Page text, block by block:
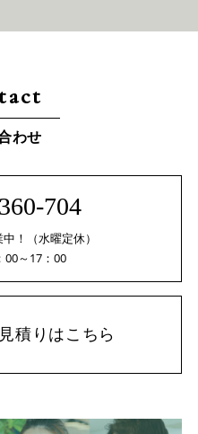
わせ
704
！（水曜定休）
00～17：00
積りはこちら